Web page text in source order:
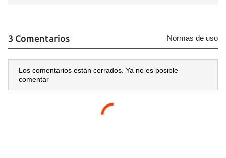
3 Comentarios Normas de uso
Los comentarios están cerrados. Ya no es posible
comentar